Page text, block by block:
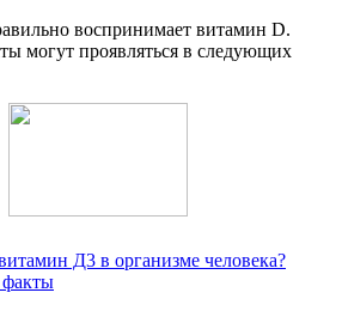
воспринимает витамин D.
могут проявляться в следующих
Д3 в организме человека?